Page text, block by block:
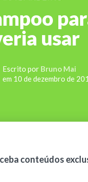
usar
Escrito por Bruno Mai
em 10 de dezembro de
conteúdos